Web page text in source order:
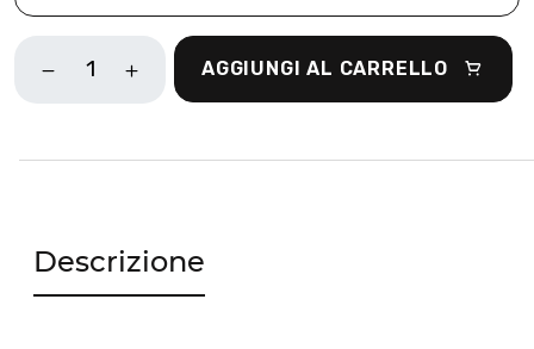
BOSCO
AGGIUNGI AL CARRELLO
Descrizione